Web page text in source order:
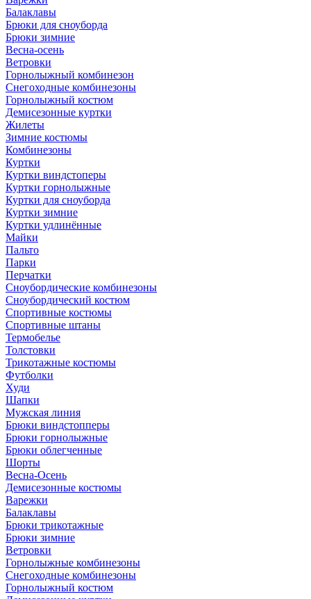
Балаклавы
Брюки для сноуборда
Брюки зимние
Весна-осень
Ветровки
Горнолыжный комбинезон
Снегоходные комбинезоны
Горнолыжный костюм
Демисезонные куртки
Жилеты
Зимние костюмы
Комбинезоны
Куртки
Куртки виндстоперы
Куртки горнолыжные
Куртки для сноуборда
Куртки зимние
Куртки удлинённые
Майки
Пальто
Парки
Перчатки
Сноубордические комбинезоны
Сноубордический костюм
Спортивные костюмы
Спортивные штаны
Термобелье
Толстовки
Трикотажные костюмы
Футболки
Худи
Шапки
Мужская линия
Брюки виндстопперы
Брюки горнолыжные
Брюки облегченные
Шорты
Весна-Осень
Демисезонные костюмы
Варежки
Балаклавы
Брюки трикотажные
Брюки зимние
Ветровки
Горнолыжные комбинезоны
Снегоходные комбинезоны
Горнолыжный костюм